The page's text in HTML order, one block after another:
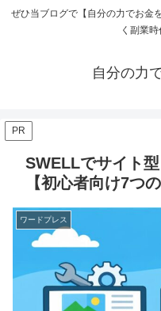
ぜひ当ブログで【自分の力でお金
く副業時
自分の力
PR
SWELLでサイト
【初心者向け7つの
ワードプレス